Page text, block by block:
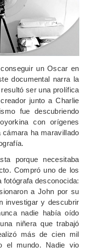
un Oscar en
documental narra la
ser una prolífica
junto a Charlie
fue descubriendo
con orígenes
ha maravillado
porque necesitaba
Compró uno de los
fotógrafa desconocida:
a John por su
investigar y descubrir
nadie había oído
niñera que trabajó
más de cien mil
el mundo. Nadie vio